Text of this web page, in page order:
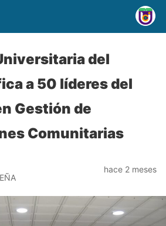
del
a 50 líderes del
Gestión de
Comunitarias
hace 2 meses